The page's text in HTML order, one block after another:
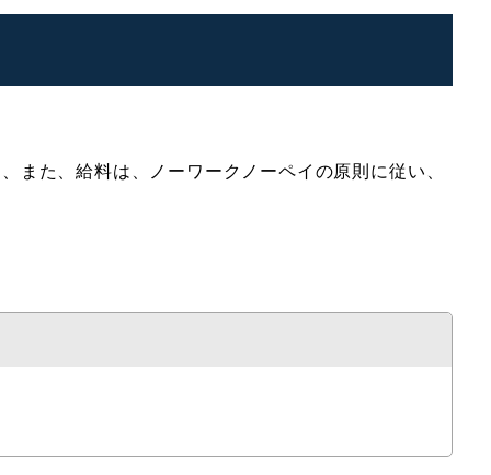
また、給料は、ノーワークノーペイの原則に従い、